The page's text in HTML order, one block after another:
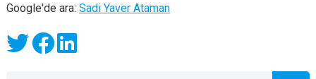
Google'de ara: Sadi Yaver Ataman